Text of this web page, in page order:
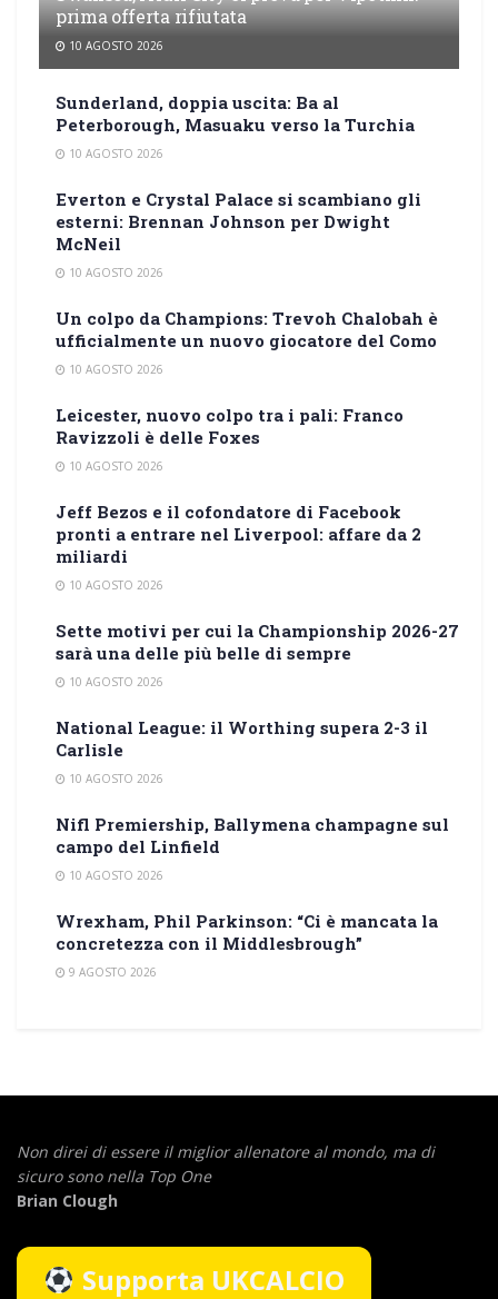
prima offerta rifiutata
10 AGOSTO 2026
Sunderland, doppia uscita: Ba al
Peterborough, Masuaku verso la Turchia
10 AGOSTO 2026
Everton e Crystal Palace si scambiano gli
esterni: Brennan Johnson per Dwight
McNeil
10 AGOSTO 2026
Un colpo da Champions: Trevoh Chalobah è
ufficialmente un nuovo giocatore del Como
10 AGOSTO 2026
Leicester, nuovo colpo tra i pali: Franco
Ravizzoli è delle Foxes
10 AGOSTO 2026
Jeff Bezos e il cofondatore di Facebook
pronti a entrare nel Liverpool: affare da 2
miliardi
10 AGOSTO 2026
Sette motivi per cui la Championship 2026-27
sarà una delle più belle di sempre
10 AGOSTO 2026
National League: il Worthing supera 2-3 il
Carlisle
10 AGOSTO 2026
Nifl Premiership, Ballymena champagne sul
campo del Linfield
10 AGOSTO 2026
Wrexham, Phil Parkinson: “Ci è mancata la
concretezza con il Middlesbrough”
9 AGOSTO 2026
Non direi di essere il miglior allenatore al mondo, ma di
sicuro sono nella Top One
Brian Clough
Supporta UKCALCIO